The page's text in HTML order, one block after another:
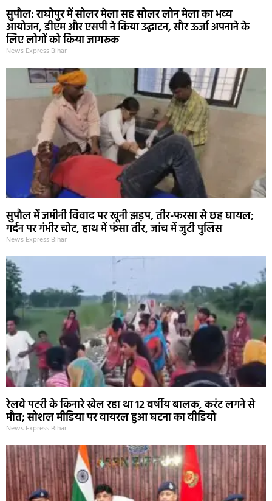
सुपौल: राघोपुर में सोलर मेला सह सोलर लोन मेला का भव्य
आयोजन, डीएम और एसपी ने किया उद्घाटन, सौर ऊर्जा अपनाने के
लिए लोगों को किया जागरूक
News Express Bihar
सुपौल में जमीनी विवाद पर खूनी झड़प, तीर-फरसा से छह घायल;
गर्दन पर गंभीर चोट, हाथ में फंसा तीर, जांच में जुटी पुलिस
News Express Bihar
रेलवे पटरी के किनारे खेल रहा था 12 वर्षीय बालक, करंट लगने से
मौत; सोशल मीडिया पर वायरल हुआ घटना का वीडियो
News Express Bihar